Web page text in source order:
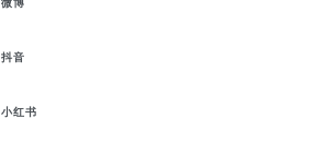
抖音
小红书